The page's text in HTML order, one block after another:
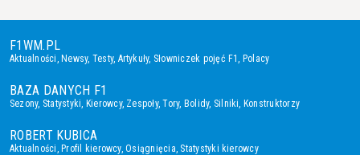
F1WM.PL
Aktualności,Newsy, Testy, Artykuły, Słowniczek pojęć F1, Polacy
BAZA DANYCH F1
Sezony, Statystyki, Kierowcy, Zespoły,Tory, Bolidy, Silniki, Konstruktorzy
ROBERT KUBICA
Aktualności,Profil kierowcy,Osiągnięcia, Statystyki kierowcy